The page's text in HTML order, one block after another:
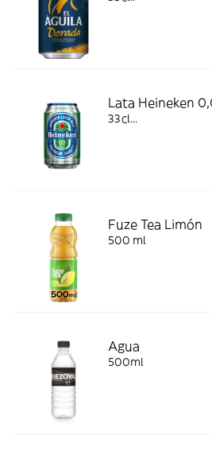
Lata Heineken
33cl...
Fuze Tea Limón
500 ml
Agua
500ml